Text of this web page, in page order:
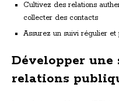
Cultivez des relations
collecter des contacts
Assurez un suivi régulier et
Développer une
relations